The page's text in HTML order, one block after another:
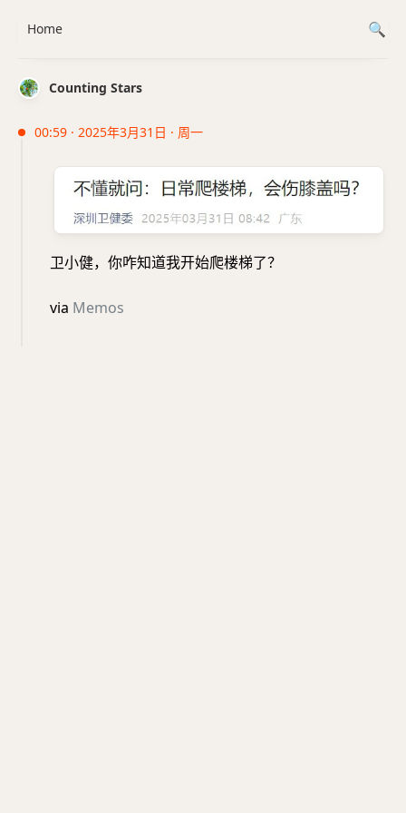
Counting Stars
00:59 · 2025年3月31日 · 周一
卫小健，你咋知道我开始爬楼梯了？
via Memos
Home